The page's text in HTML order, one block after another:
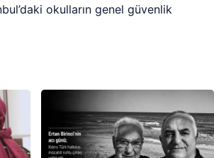
okulların genel güvenlik